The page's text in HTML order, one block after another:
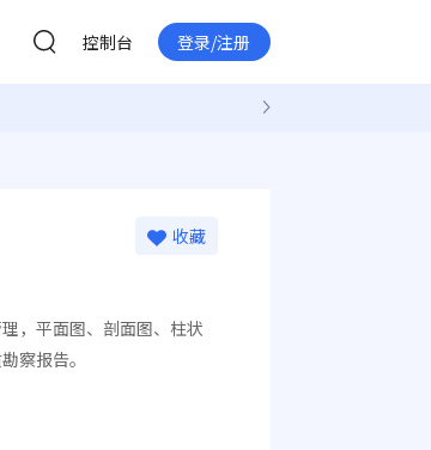
控制台 登录/注册
收藏
，平面图、剖面图、柱状
察报告。